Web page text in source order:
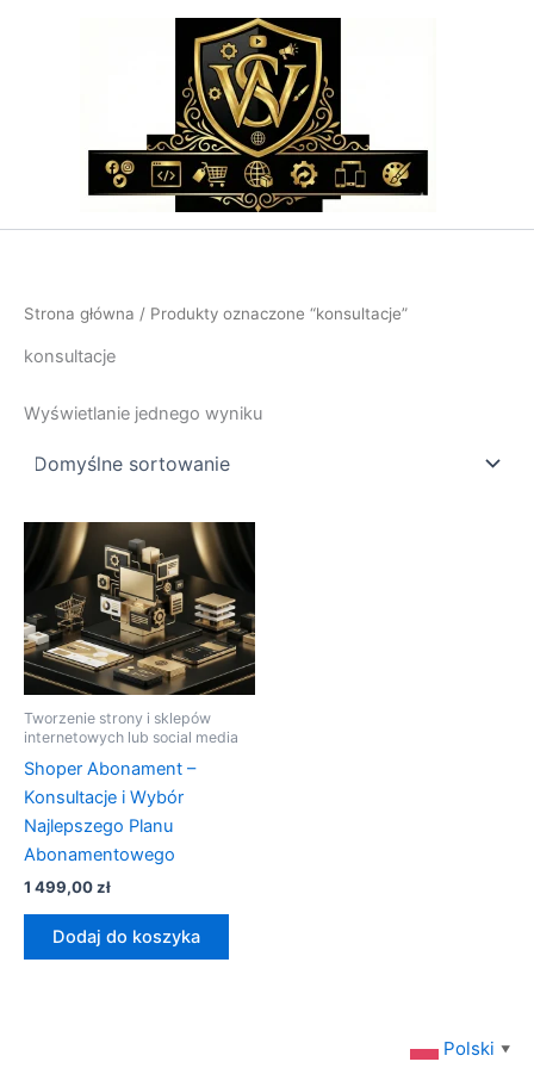
Strona główna / Produkty oznaczone “konsultacje”
konsultacje
Wyświetlanie jednego wyniku
Tworzenie strony i sklepów
internetowych lub social media
Shoper Abonament –
Konsultacje i Wybór
Najlepszego Planu
Abonamentowego
1 499,00zł
Dodaj do koszyka
Polski ▼